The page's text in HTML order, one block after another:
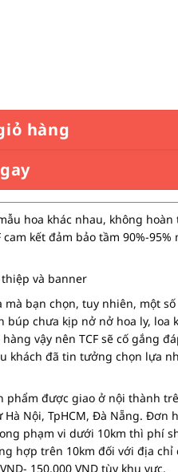
hàng
hoa khác nhau, không hoàn
kết đảm bảo tầm 90%-95%
và banner
mà bạn chọn, tuy nhiên, một số
búp chưa kịp nở nở hoa ly, loa
vậy nên TCF sẽ cố gắng
khách đã tin tưởng chọn lựa
phẩm được giao ở nội thành
Nội, TpHCM, Đà Nẵng. Đơn
phạm vi dưới 10km thì phí
hợp trên 10km đối với địa chỉ
150,000 VND tùy khu vực.